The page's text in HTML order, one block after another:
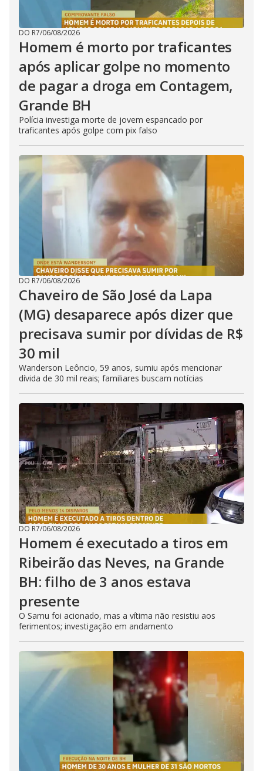
DO R7/06/08/2026
Homem é morto por traficantes
após aplicar golpe no momento
de pagar a droga em Contagem,
Grande BH
Polícia investiga morte de jovem espancado por
traficantes após golpe com pix falso
DO R7/06/08/2026
Chaveiro de São José da Lapa
(MG) desaparece após dizer que
precisava sumir por dívidas de R$
30 mil
Wanderson Leôncio, 59 anos, sumiu após mencionar
dívida de 30 mil reais; familiares buscam notícias
DO R7/06/08/2026
Homem é executado a tiros em
Ribeirão das Neves, na Grande
BH: filho de 3 anos estava
presente
O Samu foi acionado, mas a vítima não resistiu aos
ferimentos; investigação em andamento